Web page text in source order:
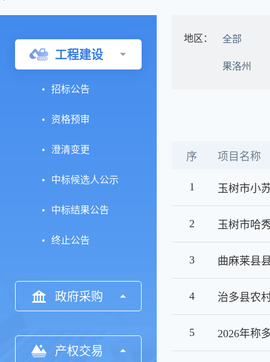
工程建设
招标公告
资格预审
澄清变更
中标候选人公示
中标结果公告
终止公告
政府采购
产权交易
地区： 全部
果洛州
序 项目名称
1
2
3 曲麻莱县
4
5